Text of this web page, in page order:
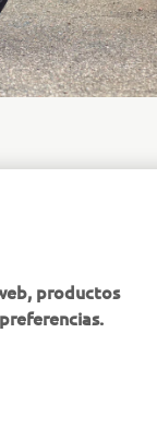
Sé el primero en
productos